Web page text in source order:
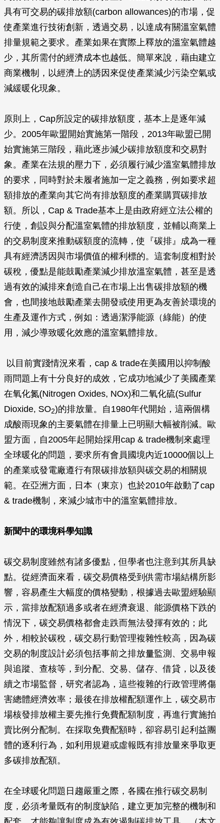
具有可交易的碳排放額(carbon allowances)的市場，促
使產業進行技術創新，透過交易，以達成有關溫室氣體
排量規範之要求。產業如果在實際上釋放的溫室氣體越
少，其所需付的經濟成本也越低。簡單來說，藉由建立
商業機制，以經濟上的誘因來促使產業減少污染空氣或
減緩暖化現象。
原則上，Cap所設定的碳排放額度，基本上是逐年減
少。2005年歐盟開始實施第一階段，2013年歐盟已開
始實施第三階段，藉此逐步減少碳排放額度和交易對
象。產業在法規的壓力下，必須履行減少溫室氣體排放
的要求，同時對於未履者施加一定之義務，例如要求超
額排放的產業向其它尚有排放額度的產業購買碳排放
額。所以，Cap & Trade基本上是由政府經立法公權的
行使，創設與分配溫室氣體的排放額度，並輔以商業上
的交易制度來推動碳額度的流轉，使『碳排』成為一種
具有經濟誘因與市場價值的權利標的。這套制度相對於
碳稅，優點是能鼓勵產業減少排放溫室氣體，甚至是透
過有效的減排來創造自己在市場上出售碳排放額的機
會，也間接地鼓勵產業去開發或使用更為友善於環境的
生產及運作方式，例如：透過潔淨能源（綠能）的使
用，減少導致暖化效應的溫室氣體排放。
以目前實踐情況來看，cap & trade在美國用以抑制酸
雨問題上有十分良好的成效，它成功地減少了美國產業
在氧化氮(Nitrogen Oxides, NOx)和二氧化硫(Sulfur
Dioxide, SO2)的排放量。自1980年代開始，這兩個構
成酸雨現象的主要氣體在排量上已明顯大幅被削減。歐
盟方面，自2005年起開始採用cap & trade機制來處理
全球暖化的問題，要求所有會員國境內近10000個以上
的產業或發電廠遵行有限碳排放額與碳交易的相關規
範。在亞洲方面，日本（東京）也於2010年啟動了cap
& trade機制，來減少城市中的溫室氣體排放。
新聞中的環境科學知識
碳交易制度雖然有諸多優點，但學者也注意到其所具缺
點。從經濟面來看，碳交易價格受到供需市場結構所影
響，容易產生大幅度的價格變動，根據過去歐盟經驗顯
示，當排放配額過多或者在經濟衰退、能源價格下跌的
情況下，碳交易價格都會走跌而無法發揮有效的；此
外，相較於碳稅，碳交易行動管理複雜性較高，因為碳
交易的制度設計必須包括事前之排放量監測、交易申報
與追蹤、查核等，到分配、交易、儲存、借貸，以及後
續之市場監督，研究者認為，這些複雜的行政管理將傷
害總體經濟效率；最後在排放權配額運作上，碳交易市
場核發排放權主要先推行免費配額制度，再進行實施拍
賣比例分配制。在採取免費配額時，卻容易引起利益團
體的逐利行為，如利用規避或虛報既有排放量來爭取更
多碳排放配額。
在全球暖化問題日趨嚴重之際，各國在推行碳交易制
度，必須考量既有的制度缺陷，建立更加完整的機制和